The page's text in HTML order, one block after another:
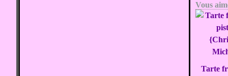
Vous
Tarte